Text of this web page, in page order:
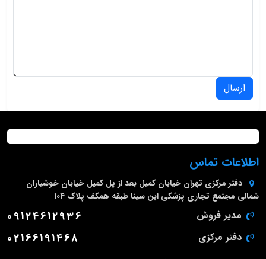
ارسال
اطلاعات تماس
دفتر مرکزی تهران خیابان کمیل بعد از پل کمیل خیابان خوشیاران
شمالی مجتمع تجاری پزشکی ابن سینا طبقه همکف پلاک ۱۰۴
مدیر فروش 09124612936
دفتر مرکزی 02166191468